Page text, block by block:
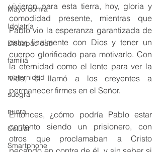
Mayordomía
Idolatría
Discapacidad
familia
maternidad
suegra
nuera
Celular
Smartphone
vivieron para esta tierra, hoy, gloria y
comodidad presente, mientras que
Pablo vio la esperanza garantizada de
estar finalmente con Dios y tener un
cuerpo glorificado para motivarlo. Con
la eternidad como el lente para ver la
vida, él llamó a los creyentes a
permanecer firmes en el Señor.
Entonces, ¿cómo podría Pablo estar
contento siendo un prisionero, con
otros que proclamaban a Cristo